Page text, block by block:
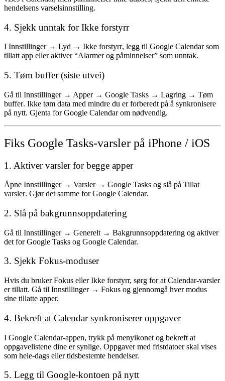
hendelsens varselsinnstilling.
4. Sjekk unntak for Ikke forstyrr
I Innstillinger → Lyd → Ikke forstyrr, legg til Google Calendar som
tillatt app eller aktiver “Alarmer og påminnelser” som unntak.
5. Tøm buffer (siste utvei)
Gå til Innstillinger → Apper → Google Tasks → Lagring → Tøm
buffer. Ikke tøm data med mindre du er forberedt på å synkronisere
på nytt. Gjenta for Google Calendar om nødvendig.
Fiks Google Tasks-varsler på iPhone / iOS
1. Aktiver varsler for begge apper
Åpne Innstillinger → Varsler → Google Tasks og slå på Tillat
varsler. Gjør det samme forGoogle Calendar.
2. Slå på bakgrunnsoppdatering
Gå til Innstillinger → Generelt → Bakgrunnsoppdatering og aktiver
det for Google Tasks og Google Calendar.
3. Sjekk Fokus-moduser
Hvis du bruker Fokus eller Ikke forstyrr, sørg for at Calendar-varsler
er tillatt. Gå til Innstillinger → Fokus og gjennomgå hver modus
sine tillatte apper.
4. Bekreft at Calendar synkroniserer oppgaver
I Google Calendar-appen, trykk på menyikonet og bekreft at
oppgavelistene dine er synlige. Oppgaver med fristdatoer skal vises
som hele-dags eller tidsbestemte hendelser.
5. Legg til Google-kontoen på nytt